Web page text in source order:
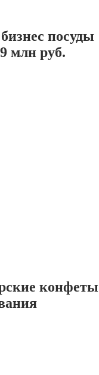
посуды
млн руб.